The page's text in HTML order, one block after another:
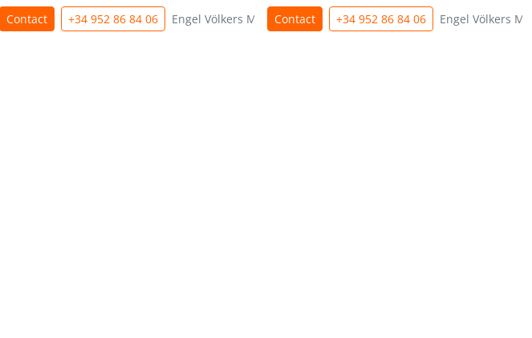
Contact +34 952 86 84 06 Engel Völkers MarbellaContact +34 952 86 84 06 Engel Völkers